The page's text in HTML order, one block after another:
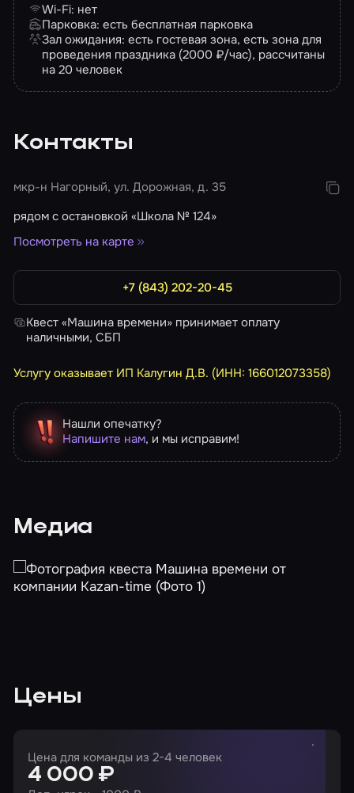
Wi-Fi: нет
Парковка: есть бесплатная парковка
Зал ожидания: есть гостевая зона, есть зона для
проведения праздника (2000 ₽/час), рассчитаны
на 20 человек
Контакты
мкр-н Нагорный, ул. Дорожная, д. 35
рядом с остановкой «Школа № 124»
Посмотреть на карте
+7 (843) 202-20-45
Квест «Машина времени» принимает оплату
наличными, СБП
Услугу оказывает ИП Калугин Д.В. (ИНН: 166012073358)
Нашли опечатку?
Напишите нам, и мы исправим!
Медиа
Цены
Цена для команды из 2-4 человек
4 000 ₽